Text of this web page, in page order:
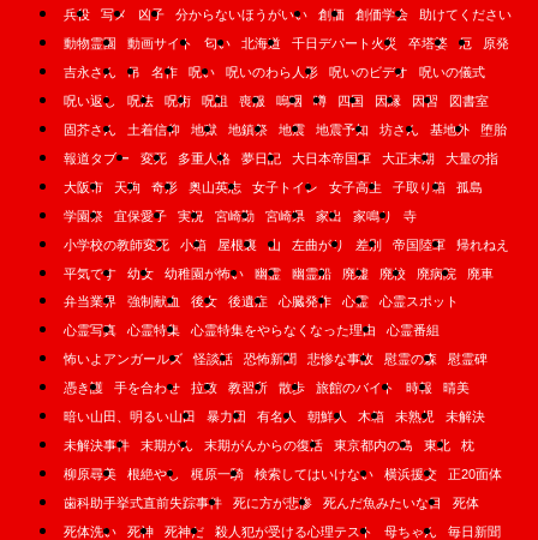
兵役
写メ 凶子 分からないほうがいい 創価 創価学会
助けてください
動物霊園
動画サイト 匂い 北海道 千日デパート火災 卒塔婆 厄
原発
吉永さん
吊 名作 呪い 呪いのわら人形 呪いのビデオ
呪いの儀式
呪い返し
呪法 呪術 呪詛 喪服 嗚咽 噂 四国 因縁 因習
図書室
固芥さん
土着信仰 地獄 地鎮祭 地震 地震予知 坊さん 基地外
堕胎
報道タブー
変死 多重人格 夢日記 大日本帝国軍 大正末期
大量の指
大阪市
天狗 奇形 奥山英志 女子トイレ 女子高生 子取り箱
孤島
学園祭
宜保愛子 実況 宮崎勤 宮崎県 家出 家鳴り
寺
小学校の教師変死
小箱 屋根裏 山 左曲がり 差別 帝国陸軍
帰れねえ
平気です
幼女 幼稚園が怖い 幽霊 幽霊船 廃墟 廃校 廃病院
廃車
弁当業界
強制献血 後女 後遺症 心臓発作 心霊
心霊スポット
心霊写真
心霊特集 心霊特集をやらなくなった理由
心霊番組
怖いよアンガールズ
怪談話 恐怖新聞 悲惨な事故 慰霊の森
慰霊碑
憑き護
手を合わせ 拉致 教習所 散歩 旅館のバイト 時報
晴美
暗い山田、明るい山田
暴力団 有名人 朝鮮人 木箱 未熟児
未解決
未解決事件
末期がん 末期がんからの復活 東京都内の島 東北
枕
柳原尋美
根絶やし 梶原一騎 検索してはいけない 横浜援交
正20面体
歯科助手挙式直前失踪事件
死に方が悲惨 死んだ魚みたいな目
死体
死体洗い
死神 死神だ 殺人犯が受ける心理テスト 母ちゃん
毎日新聞